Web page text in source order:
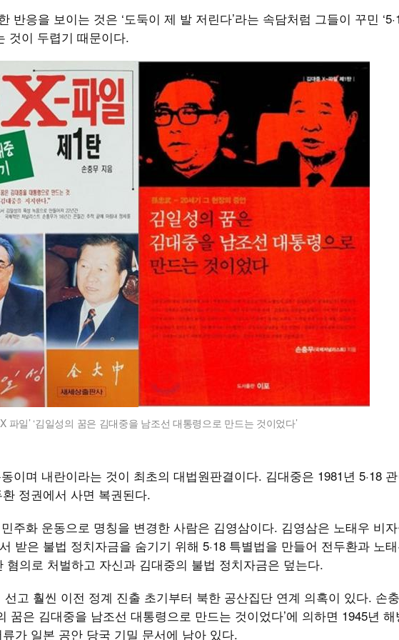
반응을 보이는 것은 ‘도둑이 제 발 저린다’라는 속담처럼 그들이 꾸민
것이 두렵기 때문이다.
파일’ ‘김일성의 꿈은 김대중을 남조선 대통령으로 만드는 것이었다’
이며 내란이라는 것이 최초의 대법원판결이다. 김대중은 1981년 5·18
정권에서 사면 복권된다.
주화 운동으로 명칭을 변경한 사람은 김영삼이다. 김영삼은 노태우 비
받은 불법 정치자금을 숨기기 위해 5·18 특별법을 만들어 전두환과 노태
혐의로 처벌하고 자신과 김대중의 불법 정치자금은 덮는다.
선고 훨씬 이전 정계 진출 초기부터 북한 공산집단 연계 의혹이 있다. 손
꿈은 김대중을 남조선 대통령으로 만드는 것이었다’에 의하면 1945년
가 일본 공안 당국 기밀 문서에 남아 있다.